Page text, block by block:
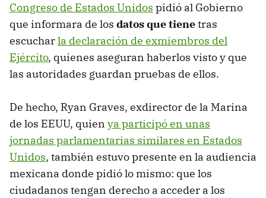
Congreso de Estados Unidos pidió al Gobierno
que informara de los datos que tienetras
escucharla declaración de exmiembros del
Ejército, quienes aseguran haberlos visto y que
las autoridades guardan pruebas de ellos.
De hecho, Ryan Graves, exdirector de la Marina
de los EEUU, quien ya participó en unas
jornadas parlamentarias similares en Estados
Unidos, también estuvo presente en la audiencia
mexicana donde pidió lo mismo: que los
ciudadanos tengan derecho a acceder a los